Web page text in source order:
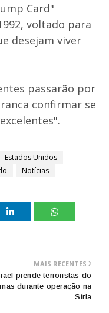
Card"
voltado para
desejam viver
passarão por
confirmar se
Estados Unidos
Notícias
MAIS RECENTES
prende terroristas do
durante operação na
Síria